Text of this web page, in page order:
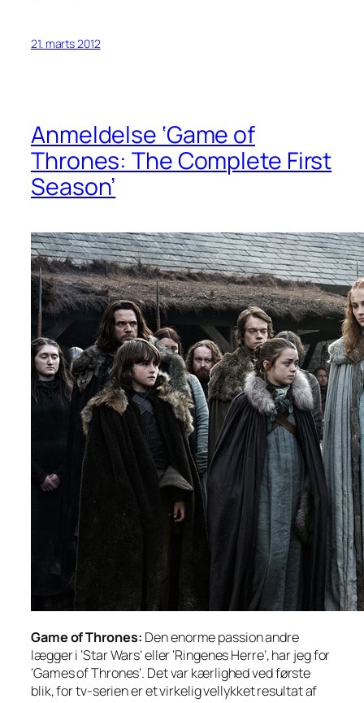
21. marts 2012
Anmeldelse ‘Game of
Thrones: The Complete First
Season’
Game of Thrones: Den enorme passion andre
lægger i ‘Star Wars’ eller ‘Ringenes Herre’, har jeg for
‘Games of Thrones’. Det var kærlighed ved første
blik, for tv-serien er et virkelig vellykket resultat af